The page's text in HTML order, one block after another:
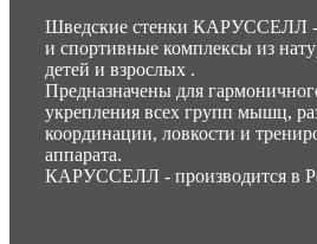
Шведские стенки КАРУССЕЛЛ -
и спортивные комплексы из
детей и взрослых .
Предназначены для
укрепления всех групп мышц,
координации, ловкости и
аппарата.
КАРУССЕЛЛ - производится в